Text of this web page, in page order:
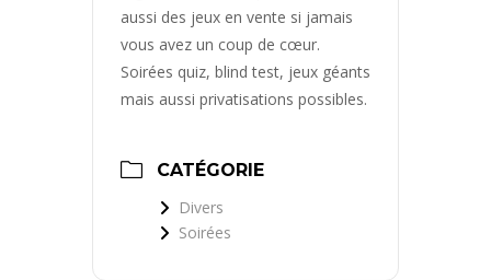
aussi des jeux en vente si jamais
vous avez un coup de cœur.
Soirées quiz, blind test, jeux géants
mais aussi privatisations possibles.
CATÉGORIE
Divers
Soirées